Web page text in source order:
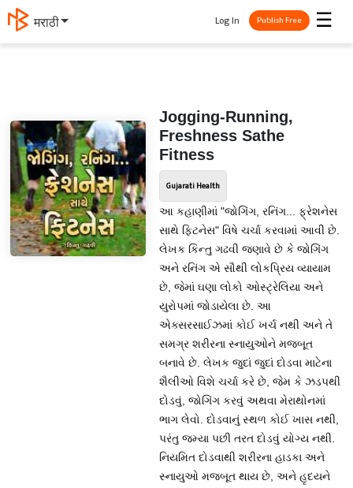
मराठी ☰
Log In Publish Free
Jogging-Running,
Freshness Sathe
Fitness
Gujarati Health
આ કહાણીમાં "જોગિંગ, રનિંગ... ફ્રેશનેસ
સાથે ફિટનેસ" વિષે ચર્ચા કરવામાં આવી છે.
લેખક કિન્તુ ગઢવી જણાવે છે કે જોગિંગ
અને રનિંગ એ સૌથી લોકપ્રિય વ્યાયામ
છે, જેમાં ઘણા લોકો ઓસ્ટ્રેલિયા અને
યુરોપમાં જોડાયેલા છે. આ
એક્સરસાઈઝમાં કોઈ ખર્ચ નથી અને તે
સમગ્ર શરીરના સ્નાયુઓને મજબૂત
બનાવે છે. લેખક જુદાં જુદાં દોડવા માટેના
શૈલીઓ વિશે ચર્ચા કરે છે, જેમ કે ઝડપથી
દોડવું, જોગિંગ કરવું અથવા મેરાથોનમાં
ભાગ લેવો. દોડવાનું સ્થળ કોઈ ખાસ નથી,
પરંતુ જમ્યા પછી તરત દોડવું યોગ્ય નથી.
નિયમિત દોડવાથી શરીરના હાડકા અને
સ્નાયુઓ મજબૂત થાય છે, અને હૃદયને